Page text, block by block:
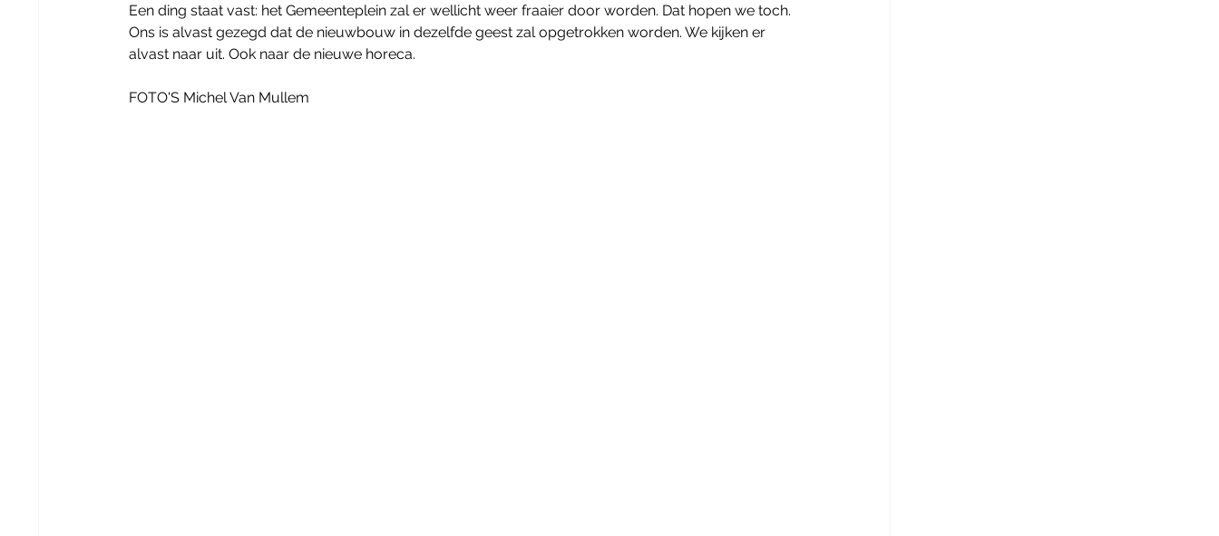
Een ding staat vast: het Gemeenteplein zal er wellicht weer fraaier door worden. Dat hopen we toch.
Ons is alvast gezegd dat de nieuwbouw in dezelfde geest zal opgetrokken worden. We kijken er
alvast naar uit. Ook naar de nieuwe horeca.
FOTO'S Michel Van Mullem